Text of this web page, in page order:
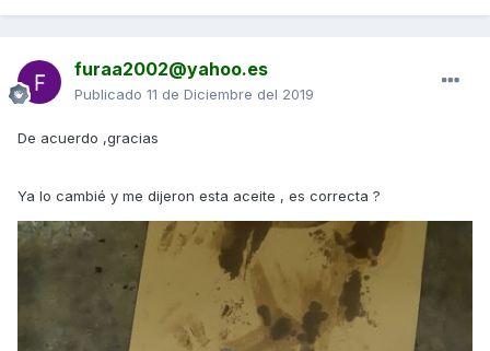
furaa2002@yahoo.es
Publicado 11 de Diciembre del 2019
De acuerdo ,gracias
Ya lo cambié y me dijeron esta aceite , es correcta ?